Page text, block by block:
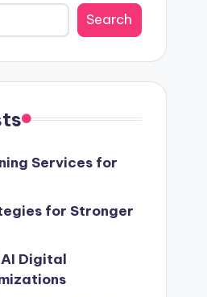
Search
Services for
for Stronger
Digital